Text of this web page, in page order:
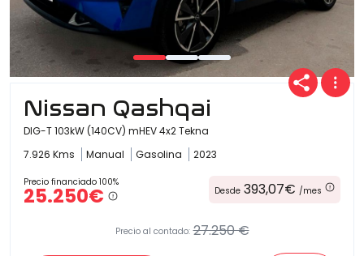
Nissan Qashqai
DIG-T 103kW (140CV) mHEV 4x2 Tekna
7.926 Kms
Manual Gasolina 2023
Precio financiado 100%
25.250€ Desde 393,07€ /mes
Precio al contado: 27.250 €